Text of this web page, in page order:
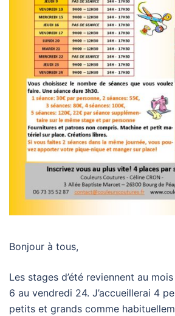
Bonjour à tous,
Les stages d’été reviennent au
6 au vendredi 24. J’accueillerai 4
petits et grands comme